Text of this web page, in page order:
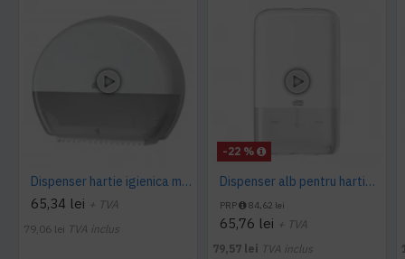
Dispenser hartie igienica mini Jumbo Tork alb
65,34 lei + TVA
79,06 lei TVA inclus
-22 %
Dispenser alb pentru hartie igienica pliata, bulk, Tork
PRP 84,62 lei
65,76 lei + TVA
79,57 lei TVA inclus